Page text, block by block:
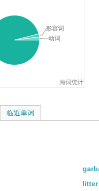
海词统计
形容词
动词
litter
临近单词